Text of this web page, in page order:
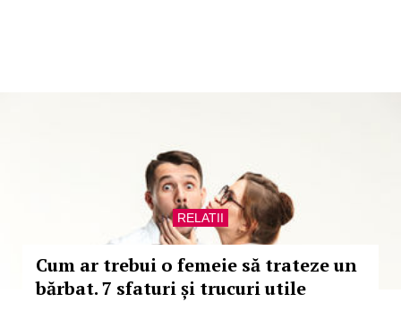
RELATII
Cum ar trebui o femeie să trateze un
bărbat. 7 sfaturi și trucuri utile